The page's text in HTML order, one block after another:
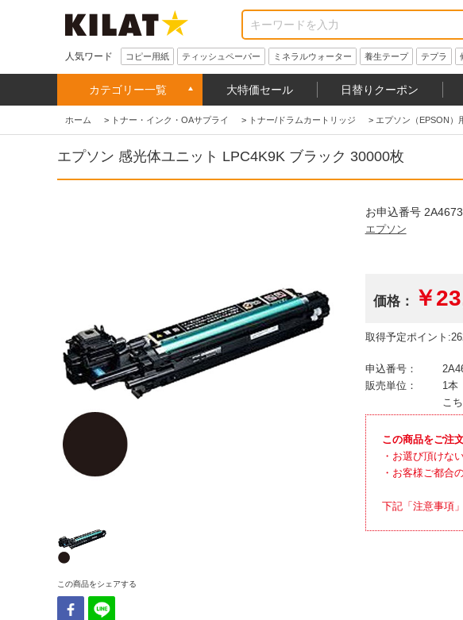
人気ワード コピー用紙 ティッシュペーパー ミネラルウォーター 養生テープ テプラ
カテゴリー一覧 大特価セール 日替りクーポン
ホーム > トナー・インク・OAサプライ > トナー/ドラムカートリッジ > エプソン（EPSON）
エプソン 感光体ユニット LPC4K9K ブラック 30000枚
この商品をシェアする
お申込番号 2A4673
エプソン
価格： ￥
取得予定ポイント
申込番号：
販売単位：
1本
こ
この商品をご注
・お選び頂けな
・お客様ご都合
下記「注意事項